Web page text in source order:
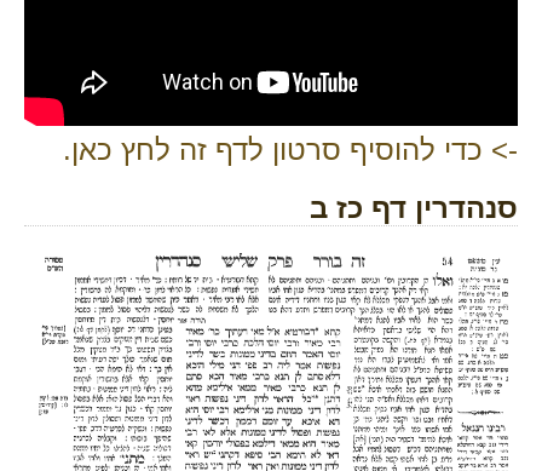
-> כדי להוסיף סרטון לדף זה לחץ כאן.
סנהדרין דף כז ב